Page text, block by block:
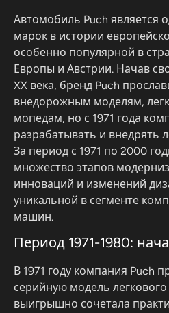
Автомобиль Puch является
марок в истории
особенно популярной в
Европы и Австрии. Начав
XX века, бренд Puch
внедорожным моделям,
мопедам, но с 1971 года
разрабатывать и внедрять
За период с 1971 по 2000
множество этапов
инноваций и изменений
уникальной в сегменте
машин.
Период 1971-1980:
В 1971 году компания Puch
серийную модель
выигрышно сочетала